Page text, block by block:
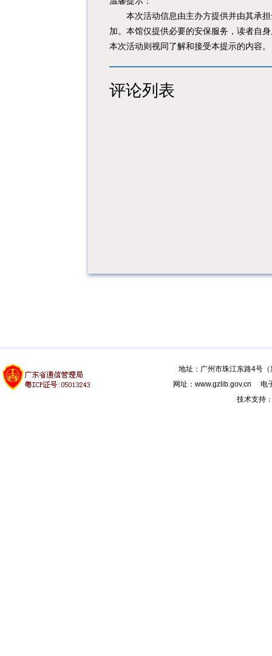
本次活动信息由主办方提供并由其承担
加。本馆仅提供必要的安保服务，读者自
本次活动则视同了解和接受本提示的内容。
评论列表
地址：广州市珠江东路4
网址：www.gzlib.gov.cn 电
技术支持